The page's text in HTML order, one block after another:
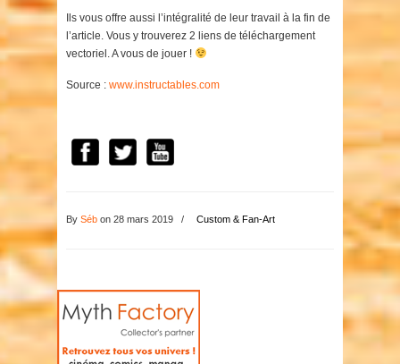
Ils vous offre aussi l’intégralité de leur travail à la fin de
l’article. Vous y trouverez 2 liens de téléchargement
vectoriel. A vous de jouer !
Source : www.instructables.com
By Séb on 28 mars 2019 / Custom & Fan-Art